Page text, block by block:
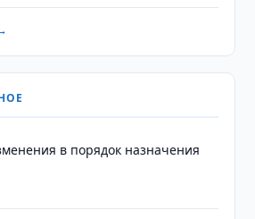
в порядок назначения